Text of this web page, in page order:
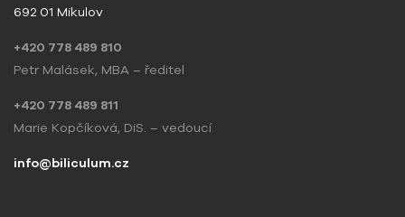
692 01 Mikulov
+420 778 489 810
Petr Malásek, MBA – ředitel
+420 778 489 811
Marie Kopčíková, DiS. – vedoucí
info@biliculum.cz